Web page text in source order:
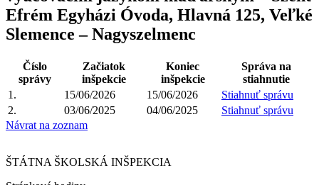
Efrém Egyházi Óvoda, Hlavná 125, Veľké
Slemence – Nagyszelmenc
Číslo
správy
Začiatok
inšpekcie
Koniec
inšpekcie
Správa na
stiahnutie
1.
15/06/2026 15/06/2026
Stiahnuť správu
2.
03/06/2025 04/06/2025
Stiahnuť správu
Návrat na zoznam
ŠTÁTNA ŠKOLSKÁ INŠPEKCIA